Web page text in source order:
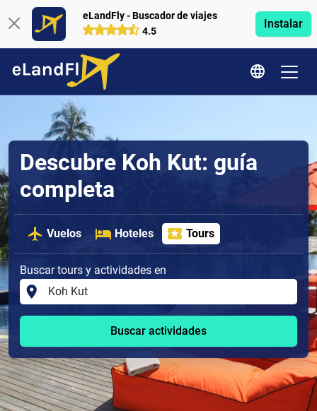
eLandFly - Buscador de viajes
4.5
Instalar
Descubre Koh Kut: guía
completa
Vuelos Hoteles Tours
Buscar tours y actividades en
Buscar actividades